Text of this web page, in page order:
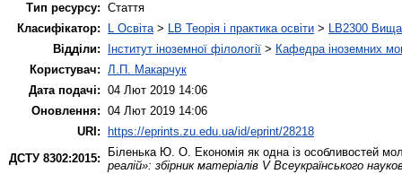
Тип ресурсу: Стаття
Класифікатор:
L Освіта> LB Теорія і практика освіти > LB2300 Вища
Відділи:
Інститут іноземної філології > Кафедра іноземних
Користувач: Л.П. Макарчук
Дата подачі: 04 Лют 2019 14:06
Оновлення: 04 Лют 2019 14:06
URI:
https://eprints.zu.edu.ua/id/eprint/28218
ДСТУ 8302:2015:
Біленька Ю. О. Економія як одна із особливостей
реалій»: збірник матеріалів V Всеукраїнського